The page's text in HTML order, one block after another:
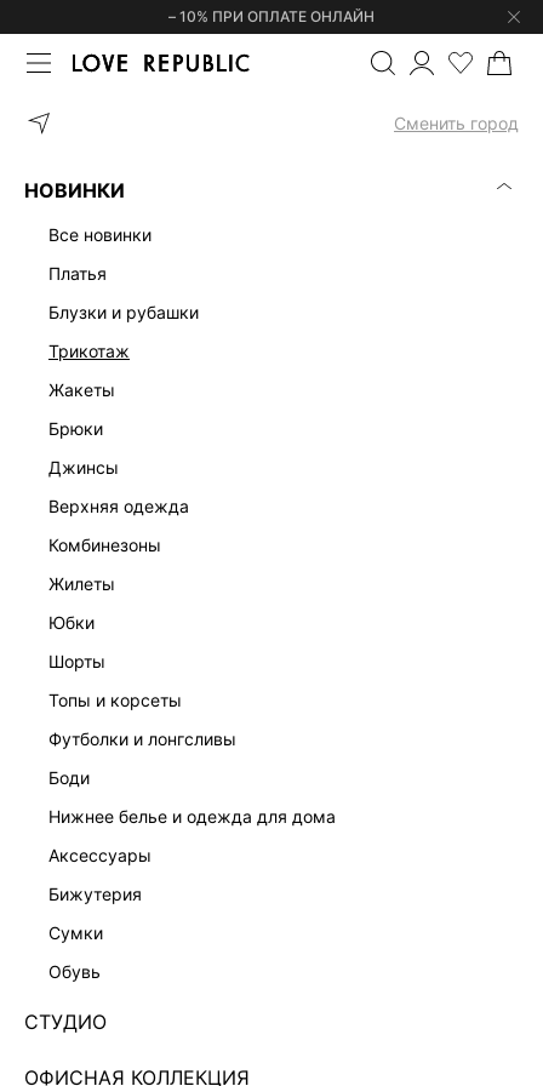
– 10% ПРИ ОПЛАТЕ ОНЛАЙН
Сменить город
НОВИНКИ
все новинки
платья
блузки и рубашки
трикотаж
жакеты
брюки
джинсы
верхняя одежда
комбинезоны
жилеты
юбки
шорты
топы и корсеты
футболки и лонгсливы
боди
нижнее белье и одежда для дома
аксессуары
бижутерия
сумки
обувь
СТУДИО
ОФИСНАЯ КОЛЛЕКЦИЯ
ГЛАВНАЯ ДЖИНСОВАЯ ЮБКА МИНИ
ЭКСКЛЮЗИВНО ОНЛАЙН
ДЖИНСОВАЯ ЮБКА МИНИ 4255435203-101
Нет в наличии
ЦВЕТ:СИНИЙ